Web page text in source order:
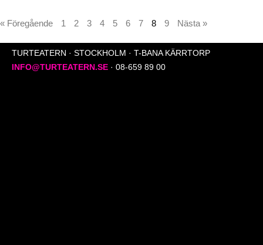
« Föregående 1 2 3 4 5 6 7 8 9 Nästa »
TURTEATERN · STOCKHOLM · T-BANA KÄRRTORP
INFO@TURTEATERN.SE · 08-659 89 00